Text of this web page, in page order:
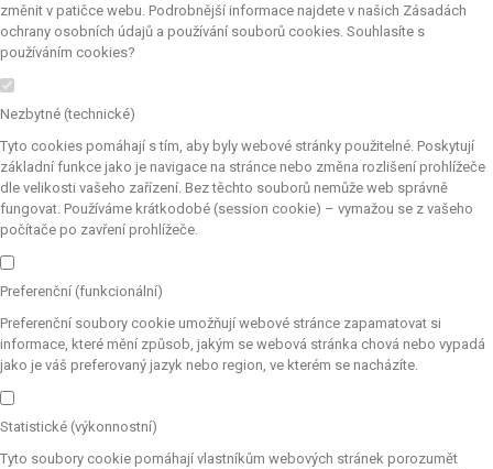
změnit v patičce webu. Podrobnější informace najdete v našich Zásadách
ochrany osobních údajů a používání souborů cookies. Souhlasíte s
používáním cookies?
Nezbytné (technické)
Tyto cookies pomáhají s tím, aby byly webové stránky použitelné. Poskytují
základní funkce jako je navigace na stránce nebo změna rozlišení prohlížeče
dle velikosti vašeho zařízení. Bez těchto souborů nemůže web správně
fungovat. Používáme krátkodobé (session cookie) – vymažou se z vašeho
počítače po zavření prohlížeče.
Preferenční (funkcionální)
Preferenční soubory cookie umožňují webové stránce zapamatovat si
informace, které mění způsob, jakým se webová stránka chová nebo vypadá
jako je váš preferovaný jazyk nebo region, ve kterém se nacházíte.
Statistické (výkonnostní)
Tyto soubory cookie pomáhají vlastníkům webových stránek porozumět